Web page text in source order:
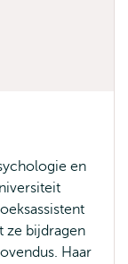
en
ze bijdragen
Haar